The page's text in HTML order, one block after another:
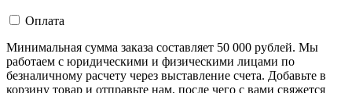
Оплата
Минимальная сумма заказа составляет 50 000 рублей. Мы
работаем с юридическими и физическими лицами по
безналичному расчету через выставление счета. Добавьте в
корзину товар и отправьте нам, после чего с вами свяжется